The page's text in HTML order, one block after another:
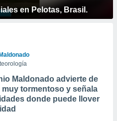
en Pelotas, Brasil.
Maldonado advierte de
muy tormentoso y señala
donde puede llover